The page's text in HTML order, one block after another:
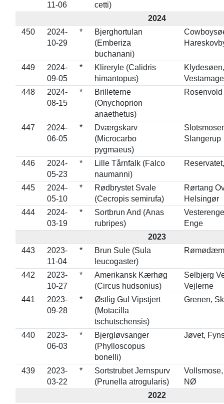
11-06
cetti)
2024
450
2024-
10-29
*
Bjerghortulan
(Emberiza
buchanani)
449
2024-
09-05
*
Klireryle (Calidris
himantopus)
Klydesøen,
448
2024-
08-15
*
Brilleterne
(Onychoprion
anaethetus)
Rosenvold
447
2024-
06-05
*
Dværgskarv
(Microcarbo
pygmaeus)
Slangerup
446
2024-
05-23
*
Lille Tårnfalk (Falco
naumanni)
445
2024-
05-10
*
Rødbrystet Svale
(Cecropis semirufa)
Rørtang
Helsingør
444
2024-
03-19
*
Sortbrun And (Anas
rubripes)
Enge
2023
443
2023-
11-04
*
Brun Sule (Sula
leucogaster)
442
2023-
10-27
*
Amerikansk Kærhøg
(Circus hudsonius)
Selbjerg
Vejlerne
441
2023-
09-28
*
Østlig Gul Vipstjert
(Motacilla
tschutschensis)
Grenen,
440
2023-
06-03
*
Bjergløvsanger
(Phylloscopus
bonelli)
Jøvet,
439
2023-
03-22
*
Sortstrubet Jernspurv
(Prunella atrogularis)
NØ
2022